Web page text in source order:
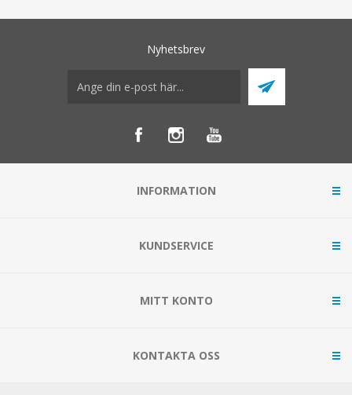
Nyhetsbrev
INFORMATION
KUNDSERVICE
MITT KONTO
KONTAKTA OSS